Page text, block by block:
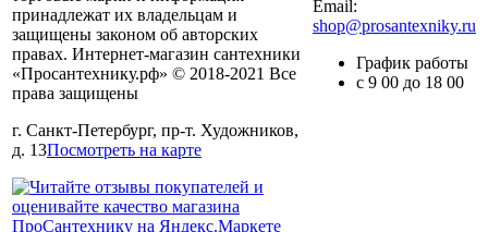
принадлежат их владельцам и
защищены законом об авторских
правах. Интернет-магазин сантехники
«Просантехнику.рф» © 2018-2021 Все
права защищены
г. Санкт-Петербург, пр-т. Художников,
д. 13Посмотреть на карте
Email:
shop@prosantexniky.ru
График работы
с 9 00 до 18 00